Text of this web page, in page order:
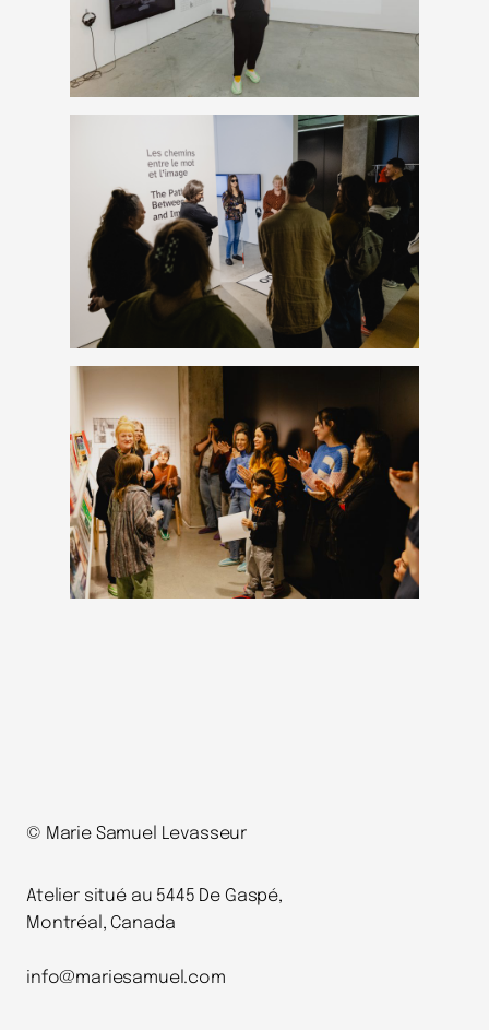
© Marie Samuel Levasseur
Atelier situé au 5445 De Gaspé,
Montréal, Canada
info@mariesamuel.com